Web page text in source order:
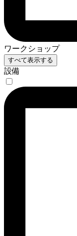
ワークショップ
すべて表示する
設備